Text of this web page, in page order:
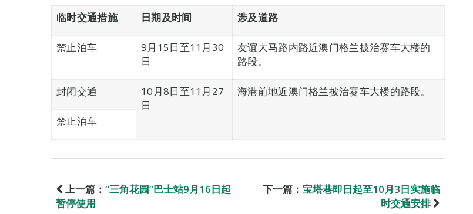
临时交通措施
日期及时间 涉及道路
禁止泊车
9月15日至11月30
日
友谊大马路内路近澳门格兰披治赛车大楼的
路段。
封闭交通
10月8日至11月27
日
海港前地近澳门格兰披治赛车大楼的路段。
禁止泊车
上一篇： “三角花园”巴士站9月16日起
暂停使用
下一篇： 宝塔巷即日起至10月3日实施临
时交通安排